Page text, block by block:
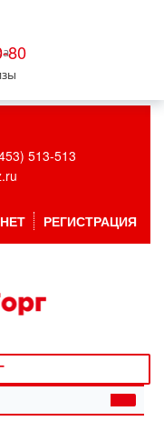
80
513-513
РЕГИСТРАЦИЯ